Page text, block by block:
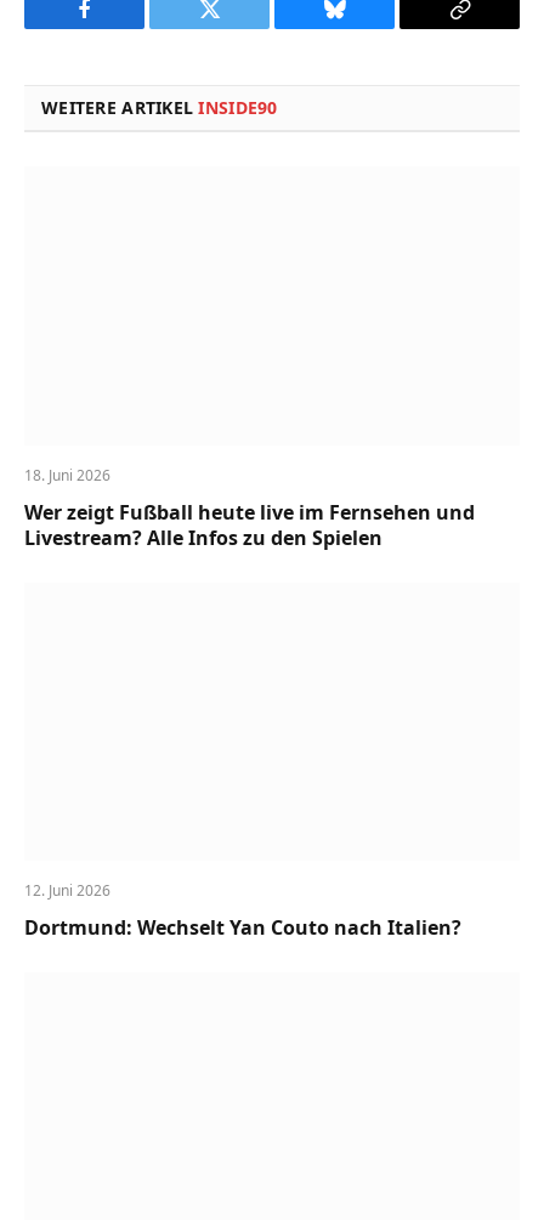
Facebook Twitter Bluesky
Copy
WEITERE ARTIKELINSIDE90
18. Juni 2026
Wer zeigt Fußball heute live im Fernsehen und
Livestream? Alle Infos zu den Spielen
12. Juni 2026
Dortmund: Wechselt Yan Couto nach Italien?